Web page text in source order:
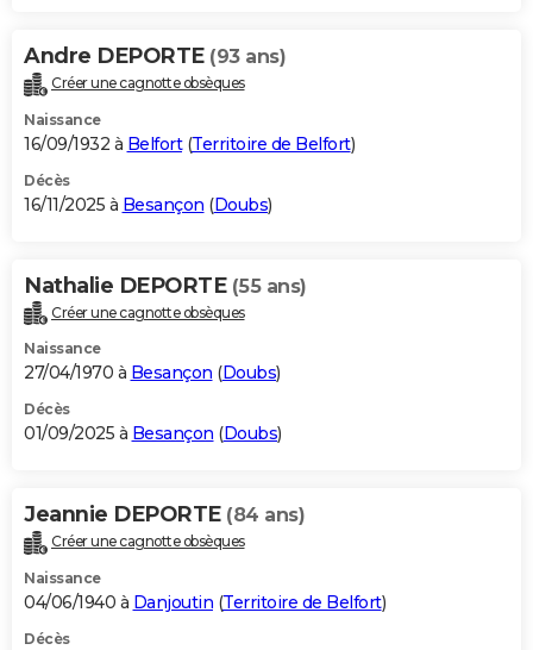
Andre DEPORTE (93 ans)
Créer une cagnotte obsèques
Naissance
16/09/1932 à Belfort(Territoire de Belfort)
Décès
16/11/2025 à Besançon (Doubs)
Nathalie DEPORTE (55 ans)
Créer une cagnotte obsèques
Naissance
27/04/1970 à Besançon (Doubs)
Décès
01/09/2025 à Besançon (Doubs)
Jeannie DEPORTE (84 ans)
Créer une cagnotte obsèques
Naissance
04/06/1940 à Danjoutin (Territoire de Belfort)
Décès